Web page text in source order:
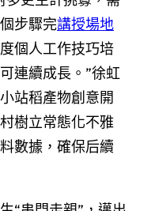
步驟完講授場地
個人工作技巧培
連續成長。”徐虹
站稻產物創意開
樹立常態化不雅
數據，確保后續